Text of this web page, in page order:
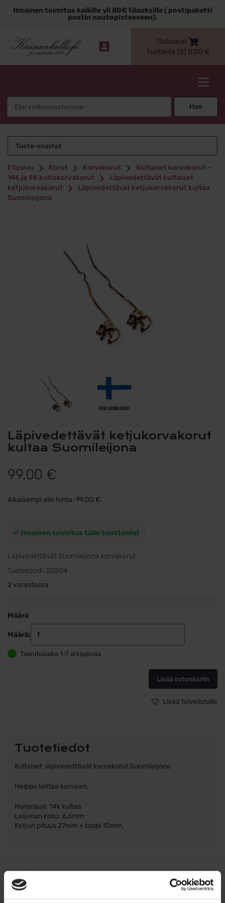
sisältöönIlmainen toimitus kaikille yli 80€ tilauksille ( postipaketti
postin noutopisteeseen).
Ostoskori
Tuotteita (0) 0,00 €
Hae
Tuote-osastot
Etusivu Korut Korvakorut
Kultaiset korvakorut –
14K ja 9K kultakorvakorut
Läpivedettävät kultaiset
ketjukorvakorut
Läpivedettävät ketjukorvakorut kultaa
Suomileijona
Läpivedettävät ketjukorvakorut
kultaa Suomileijona
99,00 €
Aikaisempi alin hinta: 99,00 €.
✅ Ilmainen toimitus tälle tuotteelle!
Läpivedettävät Suomileijona korvakorut
Tuotekoodi: 20204
2 varastossa
Määrä
Määrä:
määrä
Toimitusaika 1-7 arkipäivää
Lisää ostoskoriin
Lisää toivelistalle
Tuotetiedot
Kultaiset läpivedettävät korvakorut Suomileijona
Helppo laittaa korvaan.
Materiaali: 14k kultaa
Leijonan koko: 6,6mm
Ketjun pituus 27mm + tappi 10mm.
Ohjeita sormuksen tai korun